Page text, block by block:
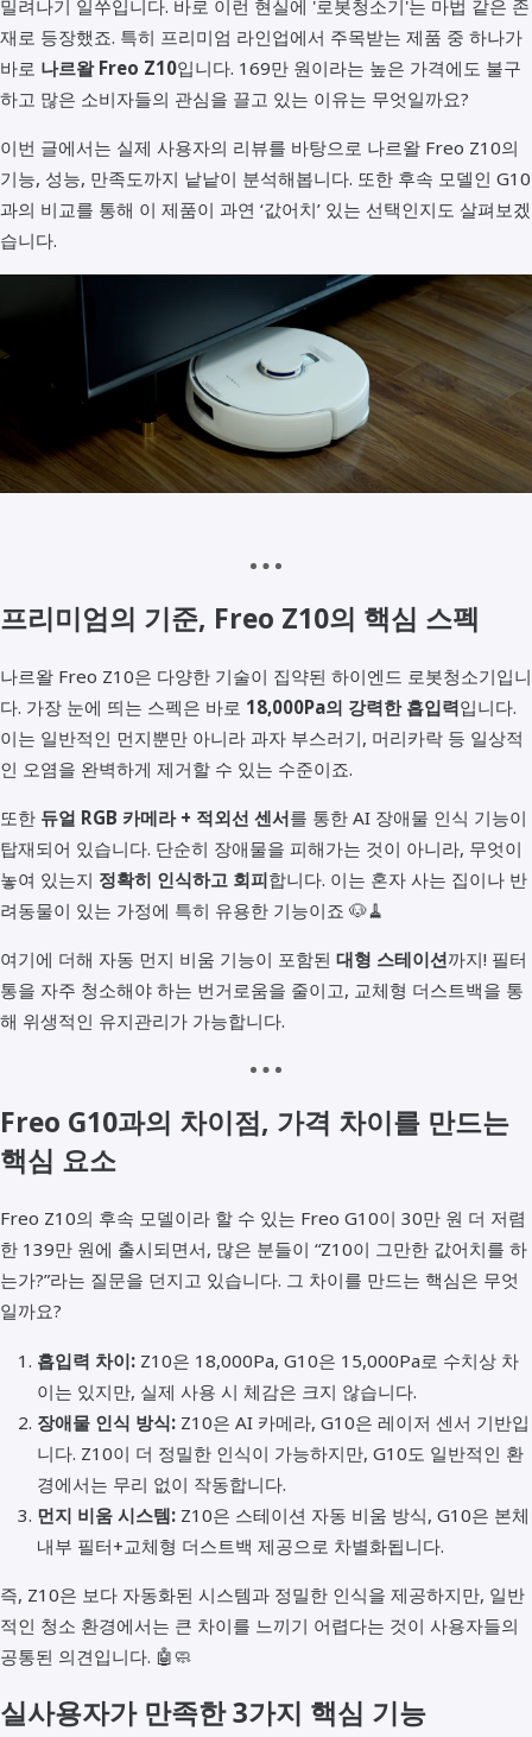
밀려나기 일쑤입니다. 바로 이런 현실에 '로봇청소기'는 마법 같은 존
재로 등장했죠. 특히 프리미엄 라인업에서 주목받는 제품 중 하나가
바로 나르왈 Freo Z10입니다. 169만 원이라는 높은 가격에도 불구
하고 많은 소비자들의 관심을 끌고 있는 이유는 무엇일까요?
이번 글에서는 실제 사용자의 리뷰를 바탕으로 나르왈 Freo Z10의
기능, 성능, 만족도까지 낱낱이 분석해봅니다. 또한 후속 모델인 G10
과의 비교를 통해 이 제품이 과연 ‘값어치’ 있는 선택인지도 살펴보겠
습니다.
프리미엄의 기준, Freo Z10의 핵심 스펙
나르왈 Freo Z10은 다양한 기술이 집약된 하이엔드 로봇청소기입니
다. 가장 눈에 띄는 스펙은 바로 18,000Pa의 강력한 흡입력입니다.
이는 일반적인 먼지뿐만 아니라 과자 부스러기, 머리카락 등 일상적
인 오염을 완벽하게 제거할 수 있는 수준이죠.
또한 듀얼 RGB 카메라 + 적외선 센서를 통한 AI 장애물 인식 기능이
탑재되어 있습니다. 단순히 장애물을 피해가는 것이 아니라, 무엇이
놓여 있는지 정확히 인식하고 회피합니다. 이는 혼자 사는 집이나 반
려동물이 있는 가정에 특히 유용한 기능이죠 🐶🧹
여기에 더해 자동 먼지 비움 기능이 포함된 대형 스테이션까지! 필터
통을 자주 청소해야 하는 번거로움을 줄이고, 교체형 더스트백을 통
해 위생적인 유지관리가 가능합니다.
Freo G10과의 차이점, 가격 차이를 만드는
핵심 요소
Freo Z10의 후속 모델이라 할 수 있는 Freo G10이 30만 원 더 저렴
한 139만 원에 출시되면서, 많은 분들이 “Z10이 그만한 값어치를 하
는가?”라는 질문을 던지고 있습니다. 그 차이를 만드는 핵심은 무엇
일까요?
흡입력 차이:Z10은 18,000Pa, G10은 15,000Pa로 수치상 차
이는 있지만, 실제 사용 시 체감은 크지 않습니다.
장애물 인식 방식:Z10은 AI 카메라, G10은 레이저 센서 기반입
니다. Z10이 더 정밀한 인식이 가능하지만, G10도 일반적인 환
경에서는 무리 없이 작동합니다.
먼지 비움 시스템:Z10은 스테이션 자동 비움 방식, G10은 본체
내부 필터+교체형 더스트백 제공으로 차별화됩니다.
즉, Z10은 보다 자동화된 시스템과 정밀한 인식을 제공하지만, 일반
적인 청소 환경에서는 큰 차이를 느끼기 어렵다는 것이 사용자들의
공통된 의견입니다. 🤖🧼
실사용자가 만족한 3가지 핵심 기능